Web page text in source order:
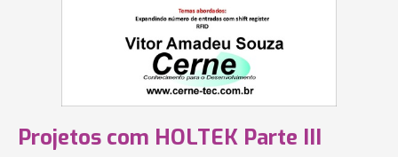
Projetos com HOLTEK Parte III